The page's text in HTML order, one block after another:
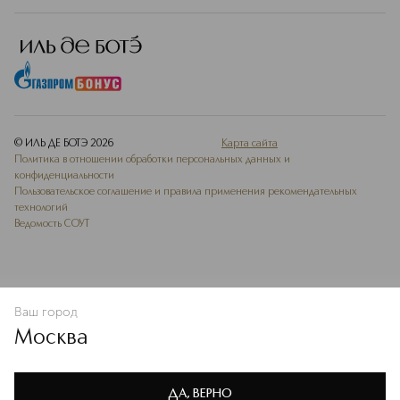
Политике конфиденциальности
В КОРЗИНУ
© ИЛЬ ДЕ БОТЭ 2026
Карта сайта
Политика в отношении обработки персональных данных и
конфиденциальности
Пользовательское соглашение и правила применения рекомендательных
технологий
Ведомость СОУТ
Ваш город
Москва
ДА, ВЕРНО